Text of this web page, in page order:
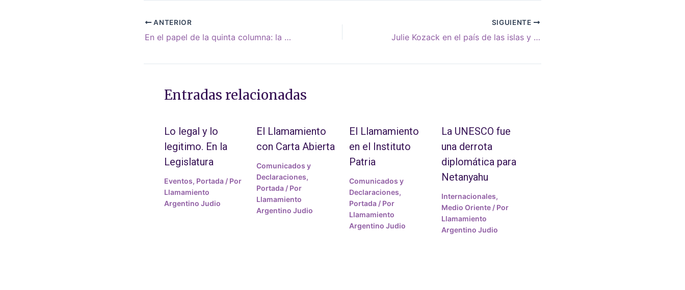
ANTERIOR
En el papel de la quinta columna: la comunidad ultraortodoxa de Israel
SIGUIENTE
Julie Kozack en el país de las islas y los dólares aceitosos
Entradas relacionadas
Lo legal y lo
legitimo. En la
Legislatura
Eventos, Portada / Por
Llamamiento
Argentino Judio
El Llamamiento
con Carta Abierta
Comunicados y
Declaraciones,
Portada / Por
Llamamiento
Argentino Judio
El Llamamiento
en el Instituto
Patria
Comunicados y
Declaraciones,
Portada/ Por
Llamamiento
Argentino Judio
La UNESCO fue
una derrota
diplomática para
Netanyahu
Internacionales,
Medio Oriente/ Por
Llamamiento
Argentino Judio